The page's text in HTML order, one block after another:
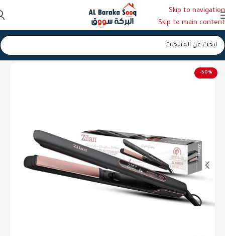
Skip to navigation
Skip to main content
الرئيسية/مصففات الشعر
-50%